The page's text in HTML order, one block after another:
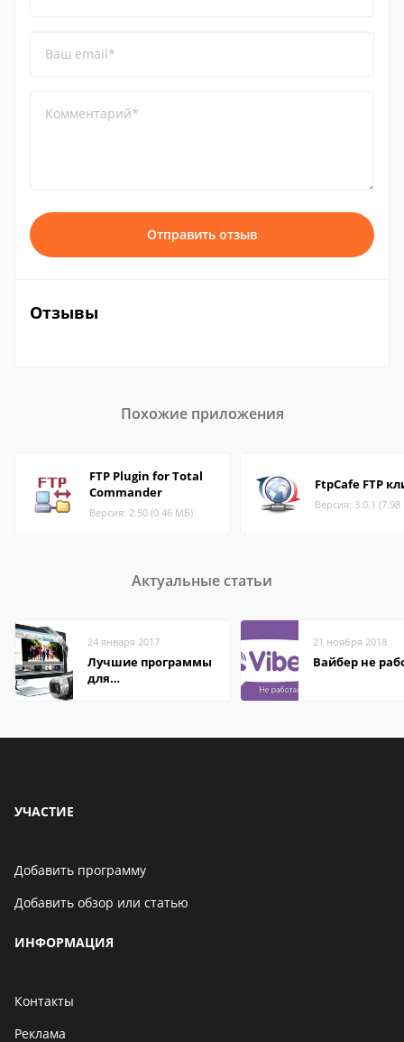
Ваш email*
Комментарий*
Отправить отзыв
Отзывы
Похожие приложения
FTP Plugin for Total
Commander
Версия: 2.50 (0.46 МБ)
FtpCafe FTP
Версия: 3.0.1
Актуальные статьи
24 января 2017
Лучшие программы
для
21 ноября 2018
Вайбер не
УЧАСТИЕ
Добавить программу
Добавить обзор или статью
ИНФОРМАЦИЯ
Контакты
Реклама